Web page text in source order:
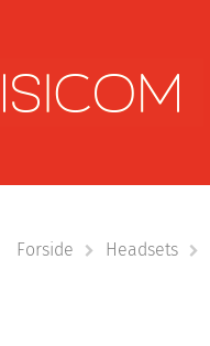
Forside Headsets